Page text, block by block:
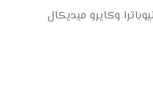
وكايرو ميديكال